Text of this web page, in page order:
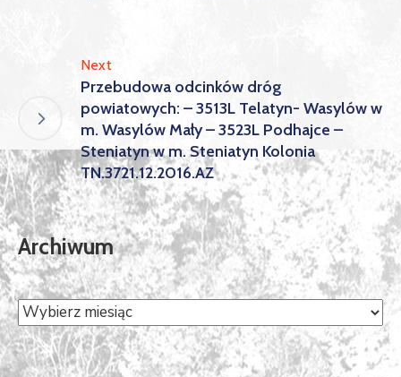
Next
Przebudowa odcinków dróg
powiatowych: – 3513L Telatyn- Wasylów w
m. Wasylów Mały – 3523L Podhajce –
Steniatyn w m. Steniatyn Kolonia
TN.3721.12.2016.AZ
Archiwum